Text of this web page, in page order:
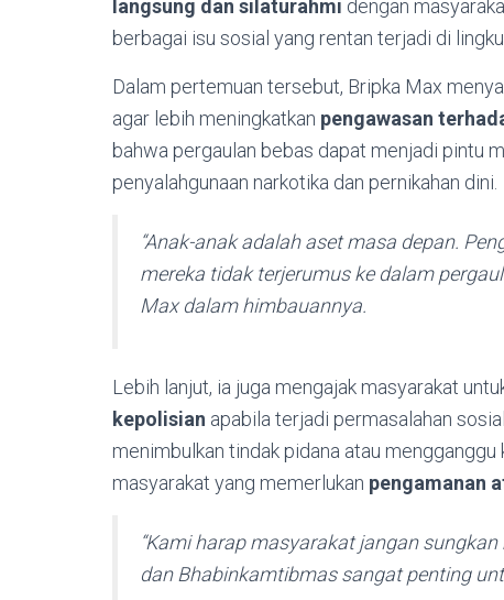
langsung dan silaturahmi dengan
berbagai isu sosial yang rentan terjadi di
Dalam pertemuan tersebut, Bripka Max
agar lebih meningkatkan pengawasan
bahwa pergaulan bebas dapat menjadi pintu
penyalahgunaan narkotika dan pernikahan dini.
“Anak-anak adalah aset masa depan.
mereka tidak terjerumus ke dalam
Max dalam himbauannya.
Lebih lanjut, ia juga mengajak masyarakat
kepolisian apabila terjadi permasalahan
menimbulkan tindak pidana atau
masyarakat yang memerlukan pengamanan
“Kami harap masyarakat jangan
dan Bhabinkamtibmas sangat penting